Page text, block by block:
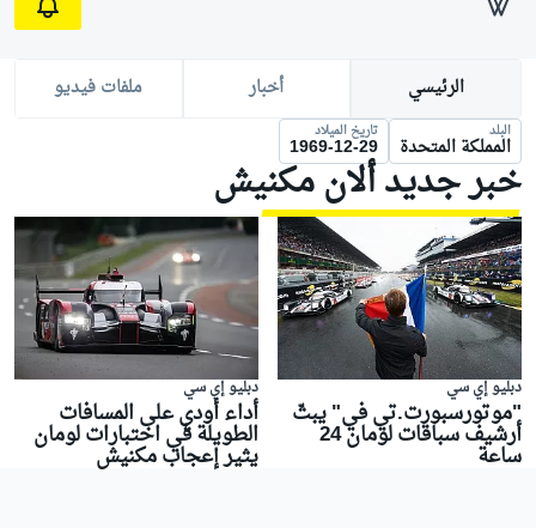
الرئيسي أخبار ملفات فيديو
البلد
المملكة المتحدة
تاريخ الميلاد
1969-12-29
خبر جديد ألان مكنيش
دبليو إي سي
"موتورسبورت.تي في" يبثّ
أرشيف سباقات لومان 24
ساعة
دبليو إي سي
أداء أودي على المسافات
الطويلة في اختبارات لومان
يثير إعجاب مكنيش